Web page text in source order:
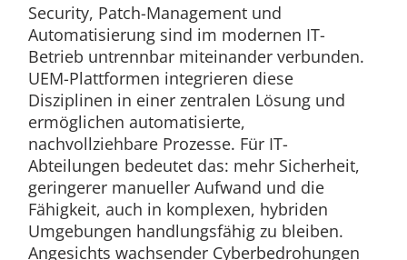
Security, Patch-Management und
Automatisierung sind im modernen IT-
Betrieb untrennbar miteinander verbunden.
UEM-Plattformen integrieren diese
Disziplinen in einer zentralen Lösung und
ermöglichen automatisierte,
nachvollziehbare Prozesse. Für IT-
Abteilungen bedeutet das: mehr Sicherheit,
geringerer manueller Aufwand und die
Fähigkeit, auch in komplexen, hybriden
Umgebungen handlungsfähig zu bleiben.
Angesichts wachsender Cyberbedrohungen